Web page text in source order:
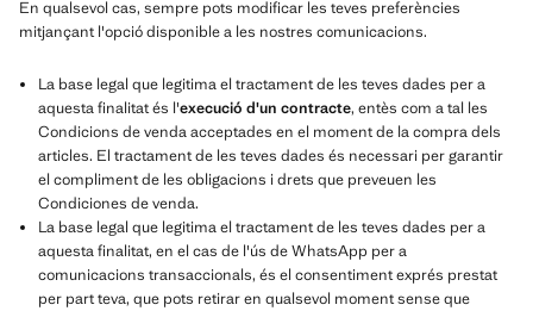
En qualsevol cas, sempre pots modificar les teves preferències
mitjançant l'opció disponible a les nostres comunicacions.
La base legal que legitima el tractament de les teves dades per a
aquesta finalitat és l'execució d'un contracte, entès com a tal les
Condicions de venda acceptades en el moment de la compra dels
articles. El tractament de les teves dades és necessari per garantir
el compliment de les obligacions i drets que preveuen les
Condiciones de venda.
La base legal que legitima el tractament de les teves dades per a
aquesta finalitat, en el cas de l'ús de WhatsApp per a
comunicacions transaccionals, és el consentiment exprés prestat
per part teva, que pots retirar en qualsevol moment sense que